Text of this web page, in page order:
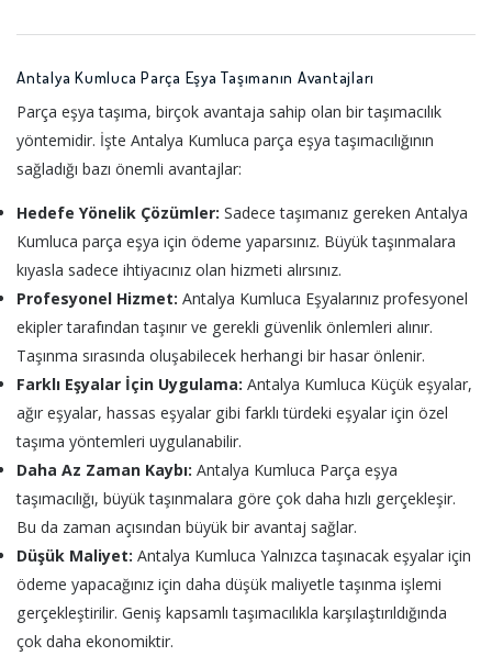
Antalya Kumluca Parça Eşya Taşımanın Avantajları
Parça eşya taşıma, birçok avantaja sahip olan bir taşımacılık
yöntemidir. İşte Antalya Kumluca parça eşya taşımacılığının
sağladığı bazı önemli avantajlar:
Hedefe Yönelik Çözümler: Sadece taşımanız gereken Antalya
Kumluca parça eşya için ödeme yaparsınız. Büyük taşınmalara
kıyasla sadece ihtiyacınız olan hizmeti alırsınız.
Profesyonel Hizmet: Antalya Kumluca Eşyalarınız profesyonel
ekipler tarafından taşınır ve gerekli güvenlik önlemleri alınır.
Taşınma sırasında oluşabilecek herhangi bir hasar önlenir.
Farklı Eşyalar İçin Uygulama: Antalya Kumluca Küçük eşyalar,
ağır eşyalar, hassas eşyalar gibi farklı türdeki eşyalar için özel
taşıma yöntemleri uygulanabilir.
Daha Az Zaman Kaybı: Antalya Kumluca Parça eşya
taşımacılığı, büyük taşınmalara göre çok daha hızlı gerçekleşir.
Bu da zaman açısından büyük bir avantaj sağlar.
Düşük Maliyet: Antalya Kumluca Yalnızca taşınacak eşyalar için
ödeme yapacağınız için daha düşük maliyetle taşınma işlemi
gerçekleştirilir. Geniş kapsamlı taşımacılıkla karşılaştırıldığında
çok daha ekonomiktir.